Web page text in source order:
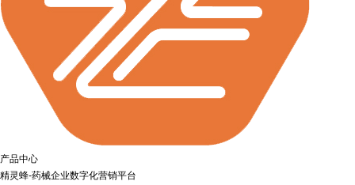
产品中心
精灵蜂-药械企业数字化营销平台